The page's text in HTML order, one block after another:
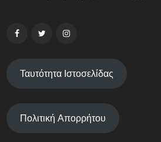
Ταυτότητα Ιστοσελίδας
Πολιτική Απορρήτου